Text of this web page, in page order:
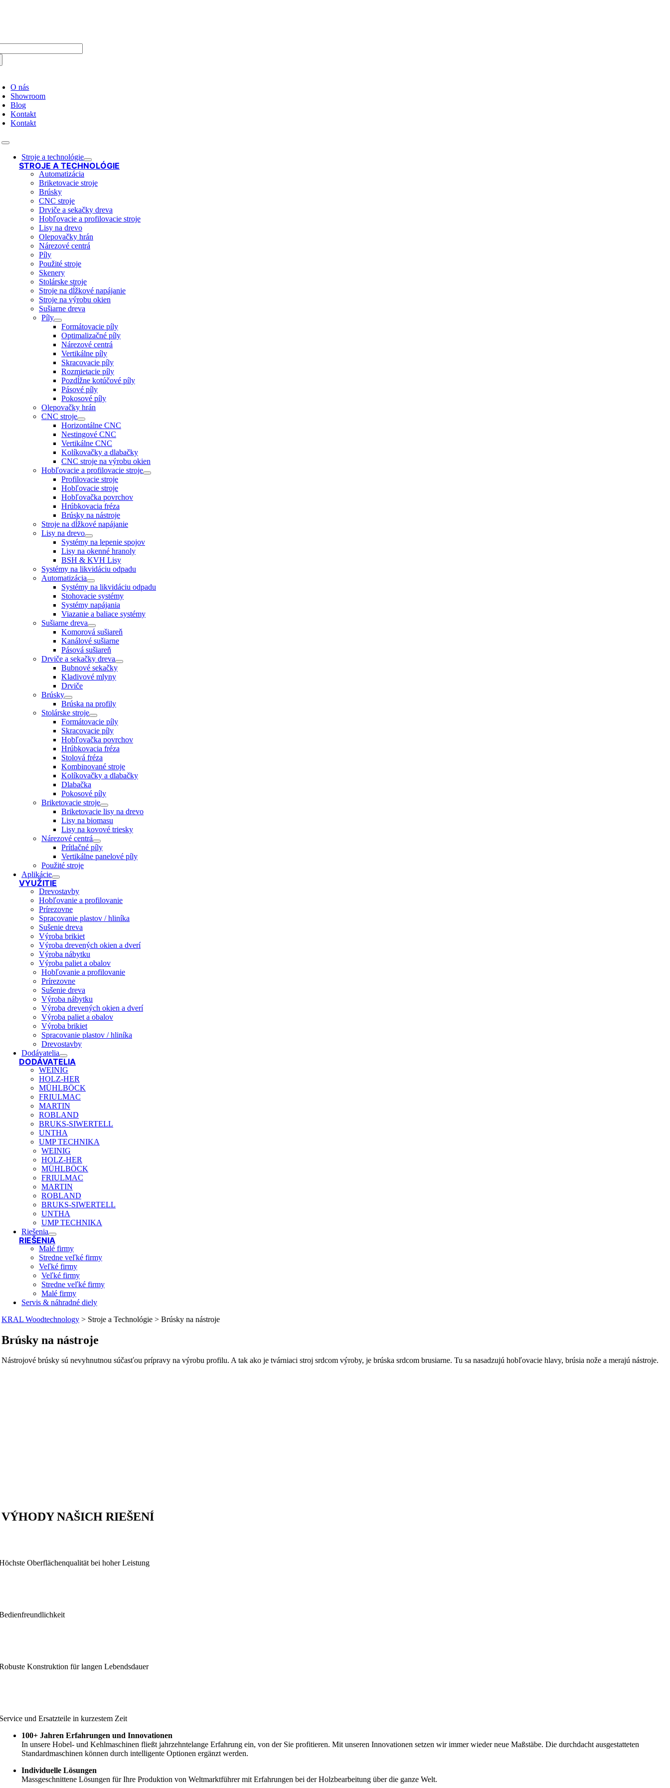
O nás
Showroom
Blog
Kontakt
Kontakt
Toggle
NavigationStroje a technológie
STROJE A TECHNOLÓGIE
Automatizácia
Briketovacie stroje
Brúsky
CNC stroje
Drviče a sekačky dreva
Hobľovacie a profilovacie stroje
Lisy na drevo
Olepovačky hrán
Nárezové centrá
Píly
Použité stroje
Skenery
Stolárske stroje
Stroje na dĺžkové napájanie
Stroje na výrobu okien
Sušiarne dreva
Píly
Formátovacie píly
Optimalizačné píly
Nárezové centrá
Vertikálne píly
Skracovacie píly
Rozmietacie píly
Pozdĺžne kotúčové píly
Pásové píly
Pokosové píly
Olepovačky hrán
CNC stroje
Horizontálne CNC
Nestingové CNC
Vertikálne CNC
Kolíkovačky a dlabačky
CNC stroje na výrobu okien
Hobľovacie a profilovacie stroje
Profilovacie stroje
Hobľovacie stroje
Hobľovačka povrchov
Hrúbkovacia fréza
Brúsky na nástroje
Stroje na dĺžkové napájanie
Lisy na drevo
Systémy na lepenie spojov
Lisy na okenné hranoly
BSH & KVH Lisy
Systémy na likvidáciu odpadu
Automatizácia
Systémy na likvidáciu odpadu
Stohovacie systémy
Systémy napájania
Viazanie a baliace systémy
Sušiarne dreva
Komorová sušiareň
Kanálové sušiarne
Pásová sušiareň
Drviče a sekačky dreva
Bubnové sekačky
Kladivové mlyny
Drviče
Brúsky
Brúska na profily
Stolárske stroje
Formátovacie píly
Skracovacie píly
Hobľovačka povrchov
Hrúbkovacia fréza
Stolová fréza
Kombinované stroje
Kolíkovačky a dlabačky
Dlabačka
Pokosové píly
Briketovacie stroje
Briketovacie lisy na drevo
Lisy na biomasu
Lisy na kovové triesky
Nárezové centrá
Prítlačné píly
Vertikálne panelové píly
Použité stroje
Aplikácie
VYUŽITIE
Drevostavby
Hobľovanie a profilovanie
Prírezovne
Spracovanie plastov / hliníka
Sušenie dreva
Výroba brikiet
Výroba drevených okien a dverí
Výroba nábytku
Výroba paliet a obalov
Hobľovanie a profilovanie
Prírezovne
Sušenie dreva
Výroba nábytku
Výroba drevených okien a dverí
Výroba paliet a obalov
Výroba brikiet
Spracovanie plastov / hliníka
Drevostavby
Dodávatelia
DODÁVATELIA
WEINIG
HOLZ-HER
MÜHLBÖCK
FRIULMAC
MARTIN
ROBLAND
BRUKS-SIWERTELL
UNTHA
UMP TECHNIKA
WEINIG
HOLZ-HER
MÜHLBÖCK
FRIULMAC
MARTIN
ROBLAND
BRUKS-SIWERTELL
UNTHA
UMP TECHNIKA
Riešenia
RIEŠENIA
Malé firmy
Stredne veľké firmy
Veľké firmy
Veľké firmy
Stredne veľké firmy
Malé firmy
Servis & náhradné diely
KRAL Woodtechnology > Stroje a Technológie > Brúsky na nástroje
Brúsky na nástroje
Nástrojové brúsky sú nevyhnutnou súčasťou prípravy na výrobu profilu. A tak ako je tvárniaci stroj srdcom výroby, je brúska srdcom brusiarne. Tu sa nasadzujú hobľovacie hlavy, brúsia nože a merajú nástroje.
VÝHODY NAŠICH RIEŠENÍ
Oberflächenqualität bei hoher Leistung
Konstruktion für langen Lebendsdauer
und Ersatzteile in kurzestem Zeit
100+ Jahren Erfahrungen und Innovationen
In unsere Hobel- und Kehlmaschinen fließt jahrzehntelange Erfahrung ein, von der Sie profitieren. Mit unseren Innovationen setzen wir immer wieder neue Maßstäbe. Die durchdacht ausgestatteten
Standardmaschinen können durch intelligente Optionen ergänzt werden.
Individuelle Lösungen
Massgeschnittene Lösungen für Ihre Produktion von Weltmarktführer mit Erfahrungen bei der Holzbearbeitung über die ganze Welt.